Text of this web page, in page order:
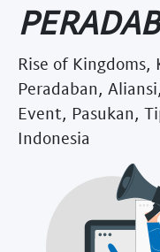
Rise of Kingdoms,
Peradaban,
Event, Pasukan,
Indonesia